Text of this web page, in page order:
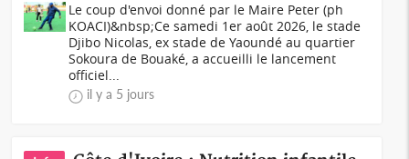
Le coup d'envoi donné par le Maire Peter (ph
KOACI)&nbsp;Ce samedi 1er août 2026, le stade
Djibo Nicolas, ex stade de Yaoundé au quartier
Sokoura de Bouaké, a accueilli le lancement
officiel...
il y a 5 jours